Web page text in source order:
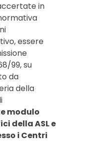
in
essere
99, su
da
della
modulo
della ASL e
i Centri